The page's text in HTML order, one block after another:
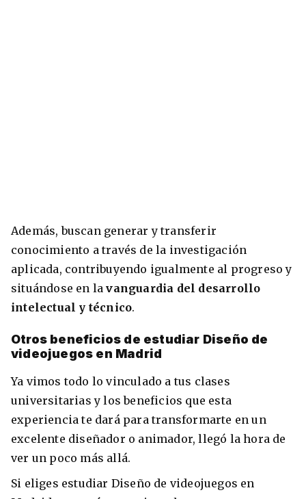
Además, buscan generar y transferir
conocimiento a través de la investigación
aplicada, contribuyendo igualmente al progreso y
situándose en lavanguardia del desarrollo
intelectual y técnico.
Otros beneficios de estudiar Diseño de
videojuegos en Madrid
Ya vimos todo lo vinculado a tus clases
universitarias y los beneficios que esta
experiencia te dará para transformarte en un
excelente diseñador o animador, llegó la hora de
ver un poco más allá.
Si eliges estudiar Diseño de videojuegos en